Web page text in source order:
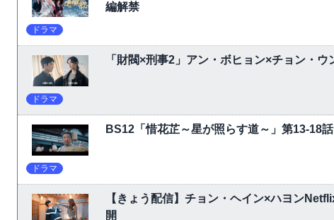
編解禁
ドラマ
「財閥×刑事2」アン・ボヒョン×チョン・
ドラマ
BS12「惜花芷～星が照らす道～」第13-18
ドラマ
【きょう配信】チョン・ヘイン×ハヨン
開